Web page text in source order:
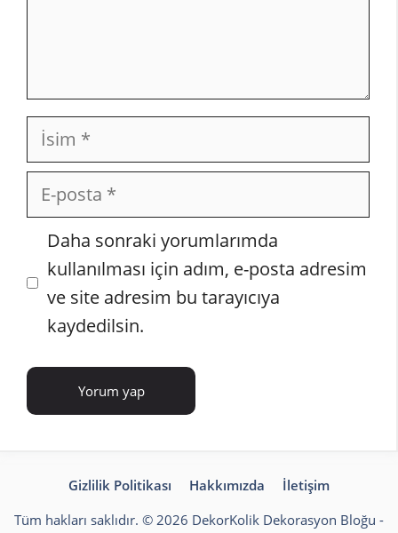
İsim
posta
İnternet
sitesi
Daha sonraki yorumlarımda
kullanılması için adım, e-posta adresim
ve site adresim bu tarayıcıya
kaydedilsin.
Gizlilik Politikası Hakkımızda
İletişim
Tüm hakları saklıdır. © 2026 DekorKolik Dekorasyon Bloğu -